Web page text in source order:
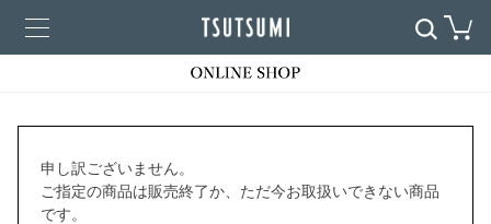
申し訳ございません。
ご指定の商品は販売終了か、ただ今お取扱いできない商品
です。